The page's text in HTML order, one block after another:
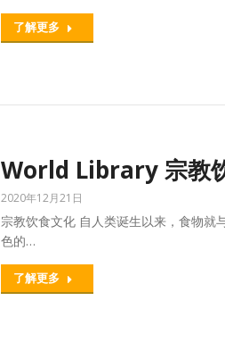
了解更多
World Library 宗教
2020年12月21日
宗教饮食文化 自人类诞生以来，食物就
色的…
了解更多